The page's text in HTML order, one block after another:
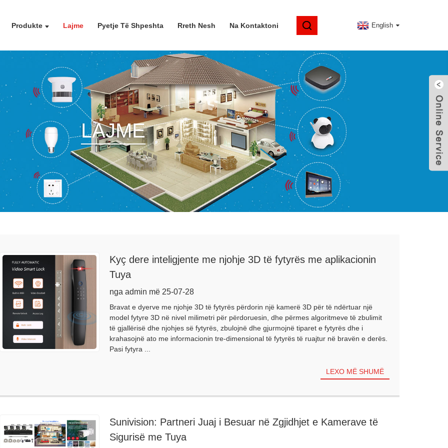
Produkte Lajme Pyetje Të Shpeshta Rreth Nesh Na Kontaktoni English
LAJME
Kyç dere inteligjente me njohje 3D të fytyrës me aplikacionin
Tuya
nga admin më 25-07-28
Bravat e dyerve me njohje 3D të fytyrës përdorin një kamerë 3D për të ndërtuar një
model fytyre 3D në nivel milimetri për përdoruesin, dhe përmes algoritmeve të zbulimit
të gjallërisë dhe njohjes së fytyrës, zbulojnë dhe gjurmojnë tiparet e fytyrës dhe i
krahasojnë ato me informacionin tre-dimensional të fytyrës të ruajtur në bravën e derës.
Pasi fytyra ...
LEXO MË SHUMË
Sunivision: Partneri Juaj i Besuar në Zgjidhjet e Kamerave të
Sigurisë me Tuya